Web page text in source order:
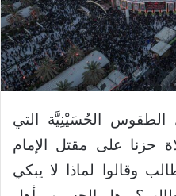
الحُسَيْنِيَّة التي
حزنا على مقتل الإمام
وقالوا لماذا لا يبكي